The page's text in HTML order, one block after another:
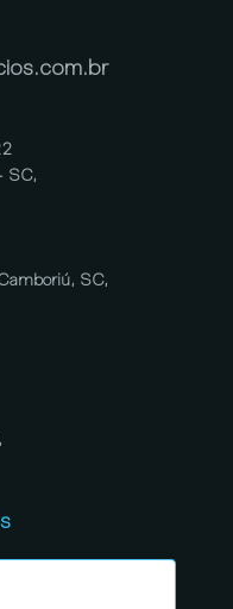
SC,
SC,